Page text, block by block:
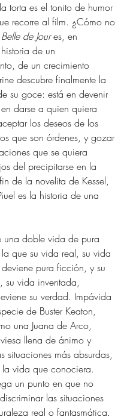
torta es el tonito de humor
recorre al film. ¿Cómo no
Belle de Jour es, en
de un
de un crecimiento
descubre finalmente la
su goce: está en devenir
darse a quien quiera
los deseos de los
que son órdenes, y gozar
que se quiera
del precipitarse en la
de la novelita de Kessel,
es la historia de una
una doble vida de pura
que su vida real, su vida
pura ficción, y su
su vida inventada,
su verdad. Impávida
de Buster Keaton,
una Juana de Arco,
llena de ánimo y
situaciones más absurdas,
la vida que conociera.
un punto en que no
las situaciones
real o fantasmática.